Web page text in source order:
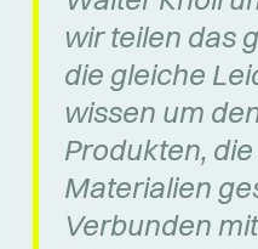
wir teilen das
die gleiche
wissen um
Produkten,
Materialien
Verbunden